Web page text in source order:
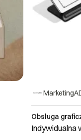
Obsługa
Indywidualna